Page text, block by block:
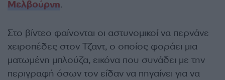
Μελβούρνη.
Στο βίντεο φαίνονται οι αστυνομικοί να περνάνε
χειροπέδες στον Τζαντ, ο οποίος φοράει μια
ματωμένη μπλούζα, εικόνα που συνάδει με την
περιγραφή όσων τον είδαν να πηγαίνει για να